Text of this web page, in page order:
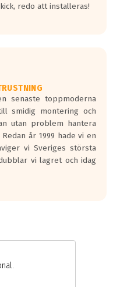
redo att installeras!
senaste toppmoderna
smidig montering och
utan problem hantera
år 1999 hade vi en
vi Sveriges största
vi lagret och idag